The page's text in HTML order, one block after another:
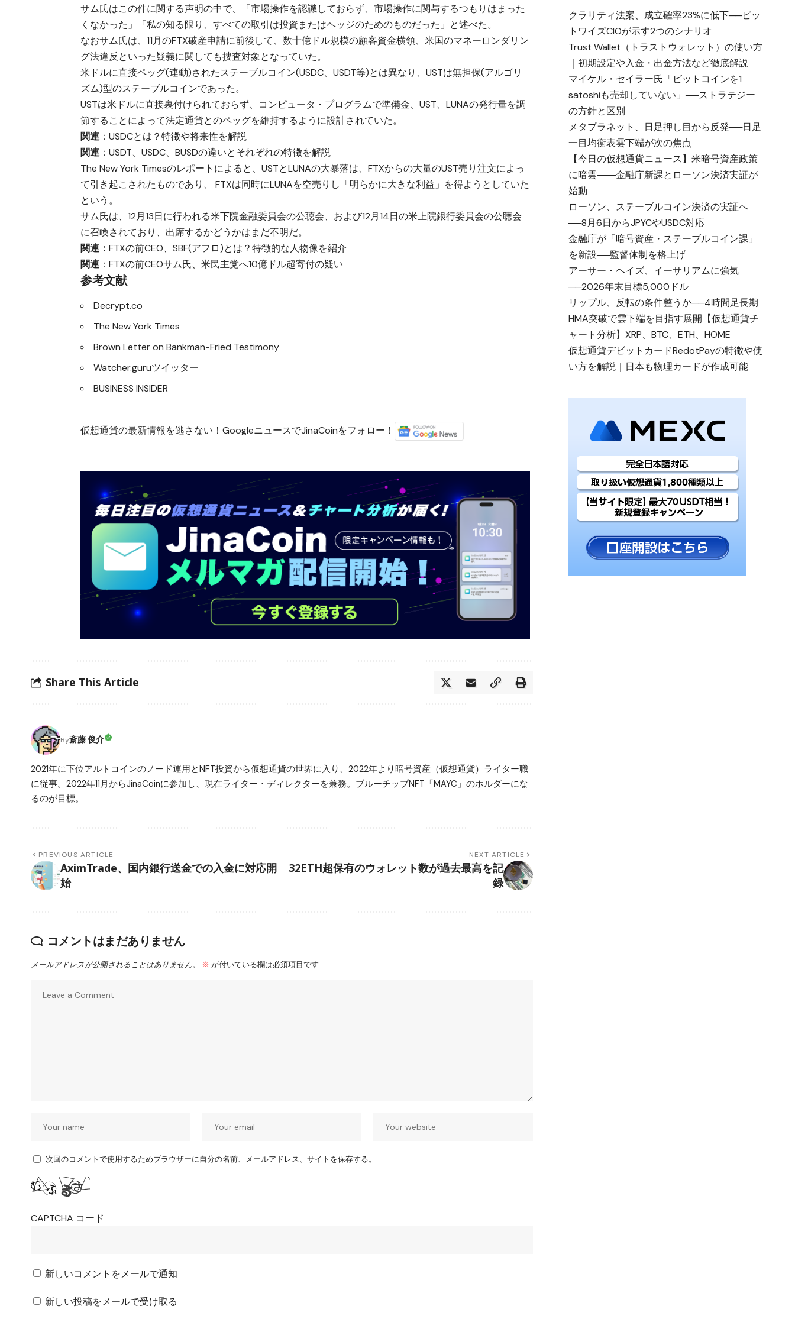
サム氏はこの件に関する声明の中で、「市場操作を認識しておらず、市場操作に関与するつもりはまった
くなかった」「私の知る限り、すべての取引は投資またはヘッジのためのものだった」と述べた。
なおサム氏は、11月のFTX破産申請に前後して、数十億ドル規模の顧客資金横領、米国のマネーロンダリン
グ法違反といった疑義に関しても捜査対象となっていた。
米ドルに直接ペッグ(連動)されたステーブルコイン(USDC、USDT等)とは異なり、USTは無担保(アルゴリ
ズム)型のステーブルコインであった。
USTは米ドルに直接裏付けられておらず、コンピュータ・プログラムで準備金、UST、LUNAの発行量を調
節することによって法定通貨とのペッグを維持するように設計されていた。
関連 ：USDCとは？特徴や将来性を解説
関連 ：USDT、USDC、BUSDの違いとそれぞれの特徴を解説
The New York Timesのレポートによると、USTとLUNAの大暴落は、FTXからの大量のUST売り注文によっ
て引き起こされたものであり、 FTXは同時にLUNAを空売りし「明らかに大きな利益」を得ようとしていた
という。
サム氏は、12月13日に行われる米下院金融委員会の公聴会、および12月14日の米上院銀行委員会の公聴会
に召喚されており、出席するかどうかはまだ不明だ。
関連：FTXの前CEO、SBF(アフロ)とは？特徴的な人物像を紹介
関連 ：FTXの前CEOサム氏、米民主党へ10億ドル超寄付の疑い
参考文献
Decrypt.co
The New York Times
Brown Letter on Bankman-Fried Testimony
Watcher.guruツイッター
BUSINESS INSIDER
仮想通貨の最新情報を逃さない！GoogleニュースでJinaCoinをフォロー！
Share This Article
By斎藤 俊介
2021年に下位アルトコインのノード運用とNFT投資から仮想通貨の世界に入り、2022年より暗号資産（仮想通貨）ライター職
に従事。2022年11月からJinaCoinに参加し、現在ライター・ディレクターを兼務。ブルーチップNFT「MAYC」のホルダーにな
るのが目標。
PREVIOUS ARTICLE
AximTrade、国内銀行送金での入金に対応開
始
NEXT ARTICLE
32ETH超保有のウォレット数が過去最高を記
録
コメントはまだありません
メールアドレスが公開されることはありません。 ※ が付いている欄は必須項目です
次回のコメントで使用するためブラウザーに自分の名前、メールアドレス、サイトを保存する。
CAPTCHA コード
新しいコメントをメールで通知
新しい投稿をメールで受け取る
クラリティ法案、成立確率23%に低下──ビッ
トワイズCIOが示す2つのシナリオ
Trust Wallet（トラストウォレット）の使い方
｜初期設定や入金・出金方法など徹底解説
マイケル・セイラー氏「ビットコインを1
satoshiも売却していない」──ストラテジー
の方針と区別
メタプラネット、日足押し目から反発──日足
一目均衡表雲下端が次の焦点
【今日の仮想通貨ニュース】米暗号資産政策
に暗雲――金融庁新課とローソン決済実証が
始動
ローソン、ステーブルコイン決済の実証へ
──8月6日からJPYCやUSDC対応
金融庁が「暗号資産・ステーブルコイン課」
を新設──監督体制を格上げ
アーサー・ヘイズ、イーサリアムに強気
──2026年末目標5,000ドル
リップル、反転の条件整うか──4時間足長期
HMA突破で雲下端を目指す展開【仮想通貨チ
ャート分析】XRP、BTC、ETH、HOME
仮想通貨デビットカードRedotPayの特徴や使
い方を解説｜日本も物理カードが作成可能